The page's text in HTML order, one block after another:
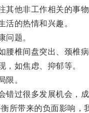
他非工作相关的事物
的热情和兴趣。
题。
椎间盘突出、颈椎病
如焦虑、抑郁等。
。
过很多发展机会，成
带来的负面影响，